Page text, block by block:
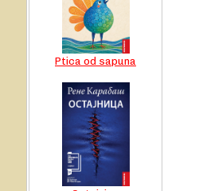
Ptica od sapuna